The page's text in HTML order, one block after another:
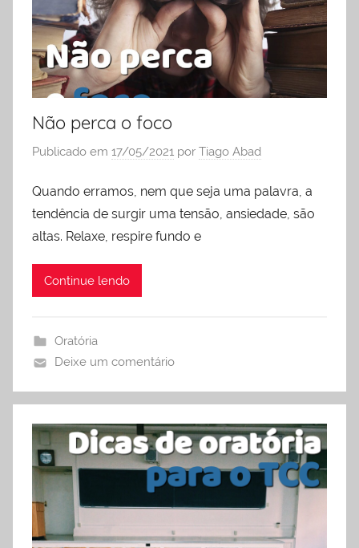
Não perca o foco
Publicado em 17/05/2021 por Tiago Abad
Quando erramos, nem que seja uma palavra, a
tendência de surgir uma tensão, ansiedade, são
altas. Relaxe, respire fundo e
Continue lendo
Oratória
Deixe um comentário